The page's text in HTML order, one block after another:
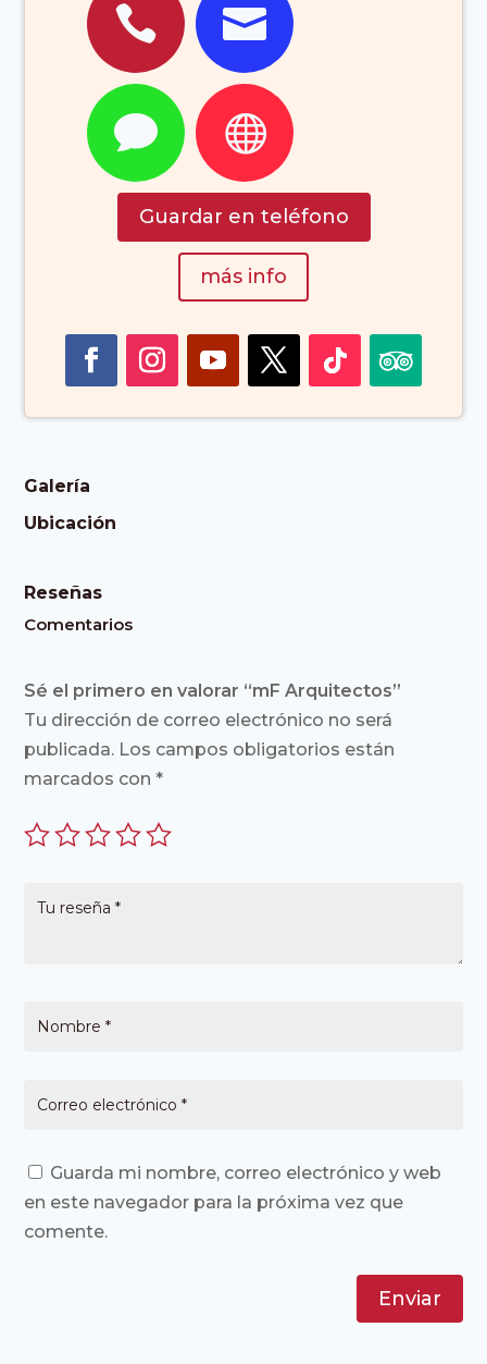
 
 
Guardar en teléfono
más info
Galería
Ubicación
Reseñas
Comentarios
Sé el primero en valorar “mF Arquitectos”
Tu dirección de correo electrónico no será
publicada. Los campos obligatorios están
marcados con*
Guarda mi nombre, correo electrónico y web
en este navegador para la próxima vez que
comente.
Enviar